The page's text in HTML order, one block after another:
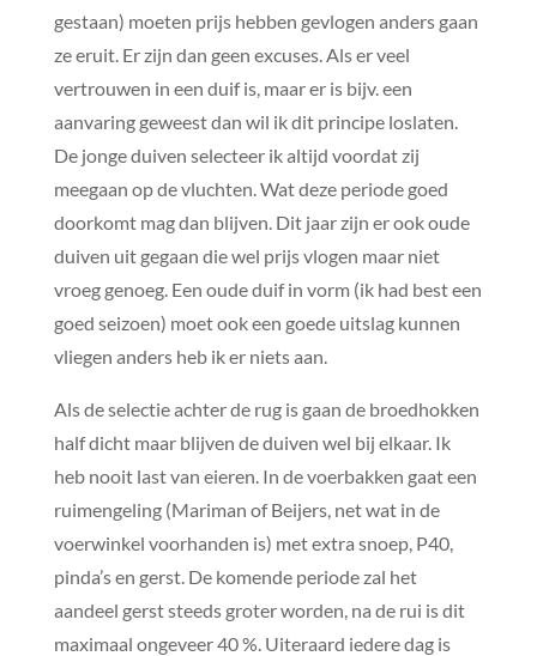
gestaan) moeten prijs hebben gevlogen anders gaan
ze eruit. Er zijn dan geen excuses. Als er veel
vertrouwen in een duif is, maar er is bijv. een
aanvaring geweest dan wil ik dit principe loslaten.
De jonge duiven selecteer ik altijd voordat zij
meegaan op de vluchten. Wat deze periode goed
doorkomt mag dan blijven. Dit jaar zijn er ook oude
duiven uit gegaan die wel prijs vlogen maar niet
vroeg genoeg. Een oude duif in vorm (ik had best een
goed seizoen) moet ook een goede uitslag kunnen
vliegen anders heb ik er niets aan.
Als de selectie achter de rug is gaan de broedhokken
half dicht maar blijven de duiven wel bij elkaar. Ik
heb nooit last van eieren. In de voerbakken gaat een
ruimengeling (Mariman of Beijers, net wat in de
voerwinkel voorhanden is) met extra snoep, P40,
pinda’s en gerst. De komende periode zal het
aandeel gerst steeds groter worden, na de rui is dit
maximaal ongeveer 40 %. Uiteraard iedere dag is